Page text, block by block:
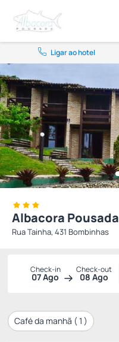
Ligar ao hotel
Albacora Pousada
Rua Tainha, 431 Bombinhas
Check-in
07 Ago
Check-out
08 Ago
Café da manhã ( 1 )